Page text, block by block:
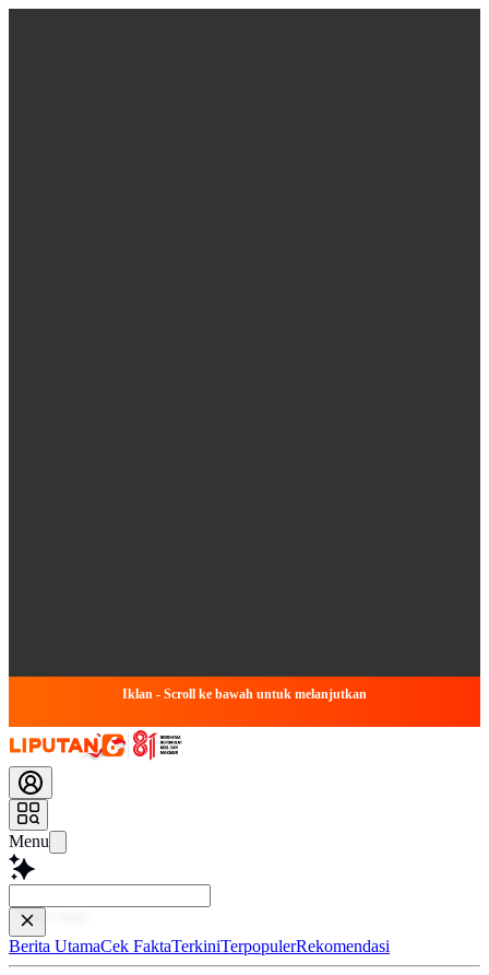
Iklan - Scroll ke bawah untuk melanjutkan
Menu
Baca leb
Berita UtamaCek FaktaTerkiniTerpopulerRekomendasi